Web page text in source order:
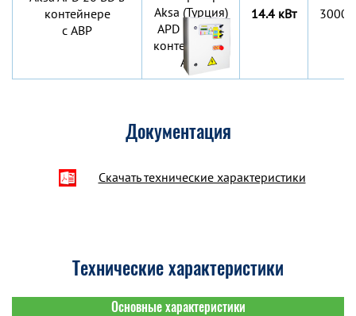
контейнере
c АВР
14.4 кВт
Документация
Скачать технические характеристики
Технические характеристики
Основные характеристики